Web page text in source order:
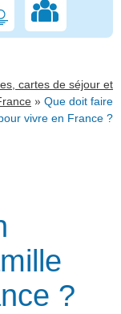
cartes de séjour et
» Que doit faire
vivre en France ?
?